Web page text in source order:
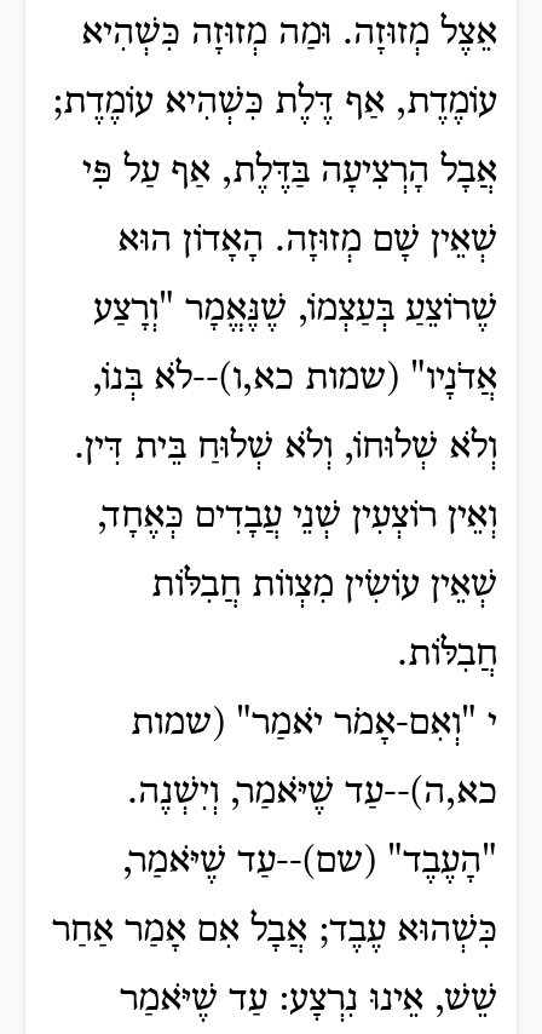
אֵצֶל מְזוּזָה. וּמַה מְזוּזָה כִּשְׁהִיא
עוֹמֶדֶת, אַף דֶּלֶת כִּשְׁהִיא עוֹמֶדֶת;
אֲבָל הָרְצִיעָה בַּדֶּלֶת, אַף עַל פִּי
שְׁאֵין שָׁם מְזוּזָה. הָאָדוֹן הוּא
שֶׁרוֹצֵעַ בְּעַצְמוֹ, שֶׁנֶּאֱמָר "וְרָצַע
אֲדֹנָיו" (שמות כא,ו)--לֹא בְּנוֹ,
וְלֹא שְׁלוּחוֹ, וְלֹא שְׁלוּחַ בֵּית דִּין.
וְאֵין רוֹצְעִין שְׁנֵי עֲבָדִים כְּאֶחָד,
שְׁאֵין עוֹשִׂין מִצְווֹת חֲבִלּוֹת
חֲבִלּוֹת.
י "וְאִם-אָמֹר יֹאמַר" (שמות
כא,ה)--עַד שֶׁיֹּאמַר, וְיִשְׁנֶה.
"הָעֶבֶד" (שם)--עַד שֶׁיֹּאמַר,
כִּשְׁהוּא עֶבֶד; אֲבָל אִם אָמַר אַחַר
שֵׁשׁ, אֵינוּ נִרְצָע: עַד שֶׁיֹּאמַר